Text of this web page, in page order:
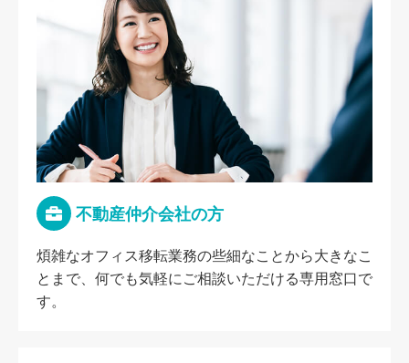
不動産仲介会社の方
煩雑なオフィス移転業務の些細なことから大きなこ
とまで、何でも気軽にご相談いただける専用窓口で
す。